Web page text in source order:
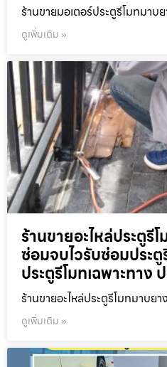
ร้านขายมอเตอร์ประตูรีโมทมาบ
ดูเพิ่มเติม »
ร้านขายอะไหล่ประตูรี
ซ่อมจบไวรับซ่อมประ
ประตูรีโมทเฉพาะทาง
ร้านขายอะไหล่ประตูรีโมทมาบย
ดูเพิ่มเติม »